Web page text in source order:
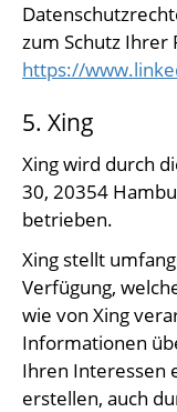
zum Schutz Ihrer
https://
5. Xing
Xing wird durch
30, 20354
betrieben.
Xing stellt
Verfügung,
wie von Xing
Informationen
Ihren Interessen
erstellen, auch